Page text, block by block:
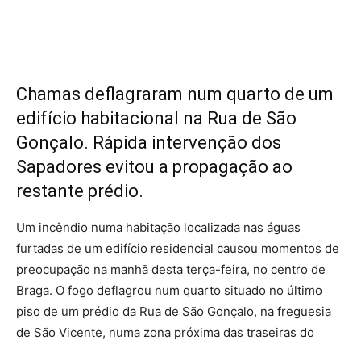
Chamas deflagraram num quarto de um
edifício habitacional na Rua de São
Gonçalo. Rápida intervenção dos
Sapadores evitou a propagação ao
restante prédio.
Um incêndio numa habitação localizada nas águas
furtadas de um edifício residencial causou momentos de
preocupação na manhã desta terça-feira, no centro de
Braga. O fogo deflagrou num quarto situado no último
piso de um prédio da Rua de São Gonçalo, na freguesia
de São Vicente, numa zona próxima das traseiras do